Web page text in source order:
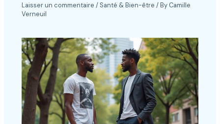
Laisser un commentaire / Santé & Bien-être / By Camille
Verneuil